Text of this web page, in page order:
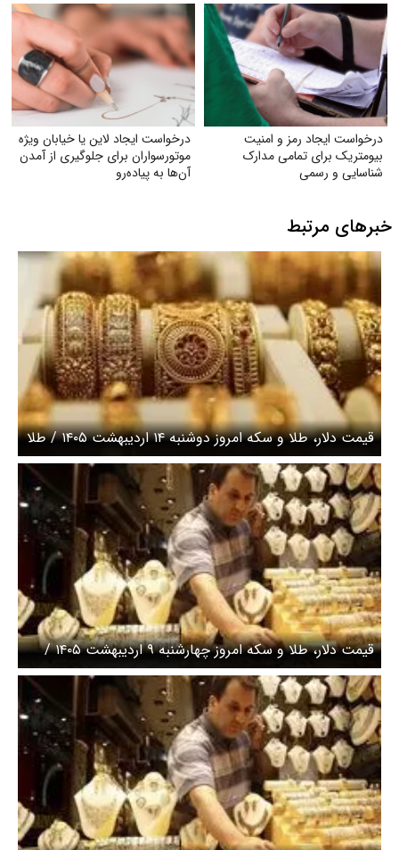
درخواست ایجاد رمز و امنیت
بیومتریک برای تمامی مدارک
شناسایی و رسمی
درخواست ایجاد لاین یا خیابان ویژه
موتورسواران برای جلوگیری از آمدن
آن‌ها به پیاده‌رو
خبرهای مرتبط
قیمت دلار، طلا و سکه امروز دوشنبه ۱۴ اردیبهشت ۱۴۰۵ / طلا
از سکه سبقت گرفت
قیمت دلار، طلا و سکه امروز چهارشنبه ۹ اردیبهشت ۱۴۰۵ /
سکه امامی 13 میلیون تومان جهش کرد + جدول